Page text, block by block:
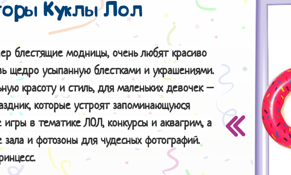
Куклы Лол
блестящие модницы, очень любят красиво
щедро усыпанную блестками и украшениями.
красоту и стиль, для маленьких девочек –
которые устроят запоминающуюся
игры в тематике ЛОЛ, конкурсы и аквагрим, а
и фотозоны для чудесных фотографий.